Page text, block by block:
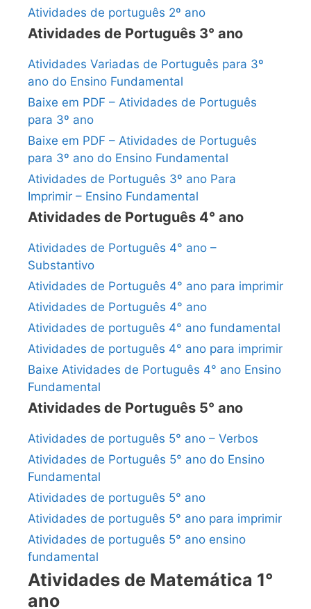
Atividades de português 2º ano
Atividades de Português 3° ano
Atividades Variadas de Português para 3º
ano do Ensino Fundamental
Baixe em PDF – Atividades de Português
para 3º ano
Baixe em PDF – Atividades de Português
para 3º ano do Ensino Fundamental
Atividades de Português 3º ano Para
Imprimir – Ensino Fundamental
Atividades de Português 4° ano
Atividades de Português 4° ano –
Substantivo
Atividades de Português 4° ano para imprimir
Atividades de Português 4° ano
Atividades de português 4° ano fundamental
Atividades de português 4° ano para imprimir
Baixe Atividades de Português 4° ano Ensino
Fundamental
Atividades de Português 5° ano
Atividades de português 5° ano – Verbos
Atividades de Português 5° ano do Ensino
Fundamental
Atividades de português 5° ano
Atividades de português 5° ano para imprimir
Atividades de português 5° ano ensino
fundamental
Atividades de Matemática 1°
ano